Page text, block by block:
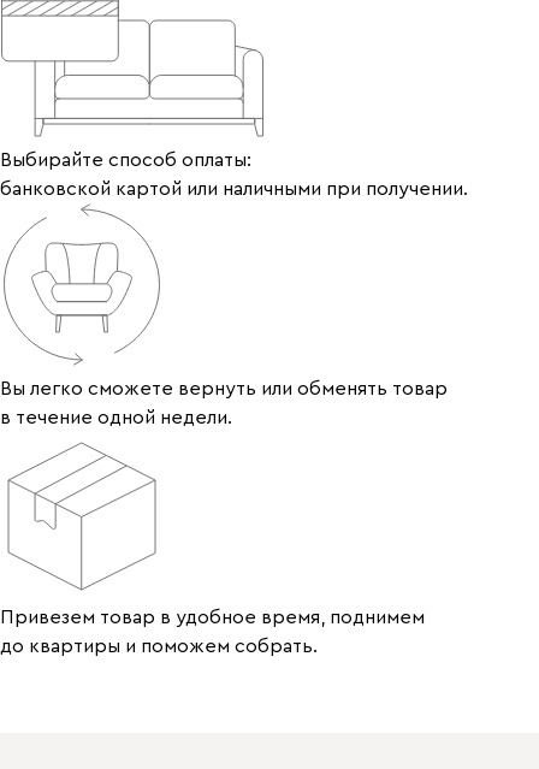
Выбирайте способ оплаты:
банковской картой или наличными при получении.
Вы легко сможете вернуть или обменять товар
в течение одной недели.
Привезем товар в удобное время, поднимем
до квартиры и поможем собрать.